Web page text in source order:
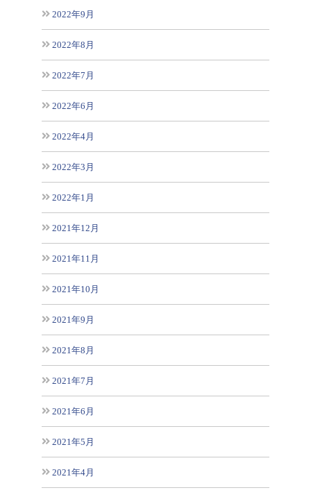
2022年9月
2022年8月
2022年7月
2022年6月
2022年4月
2022年3月
2022年1月
2021年12月
2021年11月
2021年10月
2021年9月
2021年8月
2021年7月
2021年6月
2021年5月
2021年4月